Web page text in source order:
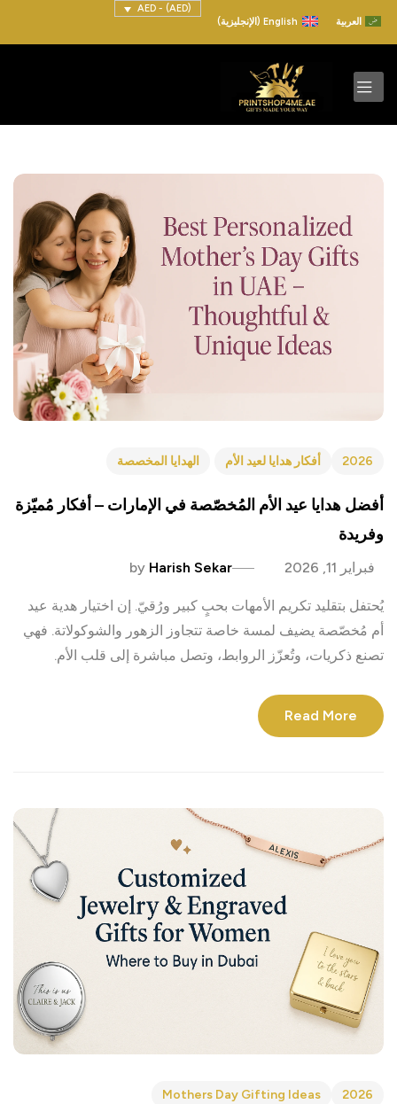
العربية English
(الإنجليزية)
(AED) - AED
2026 أفكار هدايا لعيد الأم الهدايا المخصصة
أفضل هدايا عيد الأم المُخصّصة في الإمارات – أفكار مُميّزة
وفريدة
فبراير 11, 2026 by Harish Sekar
يُحتفل بتقليد تكريم الأمهات بحبٍ كبير ورُقيّ. إن اختيار هدية عيد
أم مُخصّصة يضيف لمسة خاصة تتجاوز الزهور والشوكولاتة. فهي
تصنع ذكريات، وتُعزّز الروابط، وتصل مباشرة إلى قلب الأم.
Read More
2026
Mothers Day Gifting Ideas